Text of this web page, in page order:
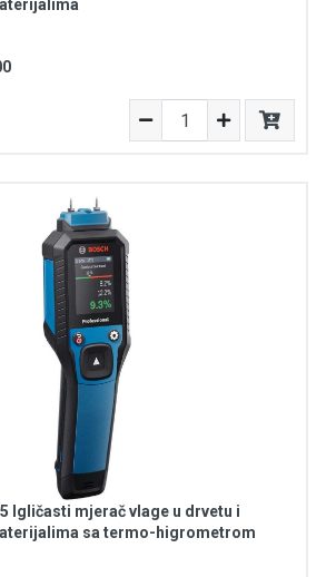
Igličasti mjerač vlage u drvetu i
sa termo-higrometrom